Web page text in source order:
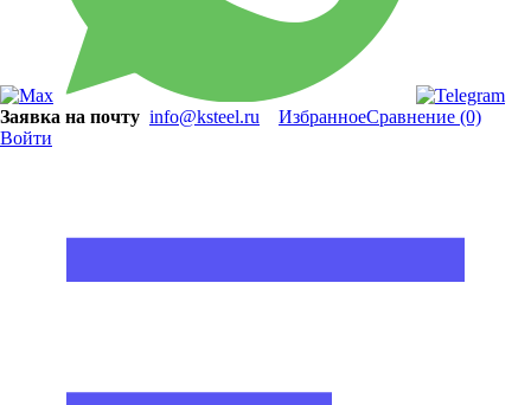
Заявка на почту info@ksteel.ru ИзбранноеСравнение (0)
Войти